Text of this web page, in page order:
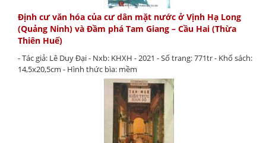
Định cư văn hóa của cư dân mặt nước ở Vịnh Hạ Long
(Quảng Ninh) và Đầm phá Tam Giang – Cầu Hai (Thừa
Thiên Huế)
- Tác giả: Lê Duy Đại - Nxb: KHXH - 2021 - Số trang: 771tr - Khổ sách:
14,5x20,5cm - Hình thức bìa: mềm